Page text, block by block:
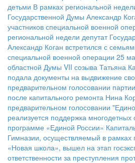
детьми В рамках региональной
Государственной Думы Александр
участников специальной военной
региональной недели депутат
Александр Коган встретился с
специальной военной операции 25
областной Думы VII созыва Татьяна
подала документы на выдвижение
предварительном голосовании
после капитального ремонта Нина
предварительном голосовании
реализуется поддержка
программе «Единой России»
Гимназии, осуществляемый в рамках
«Новая школа», вышел на этап
ответственности за преступления